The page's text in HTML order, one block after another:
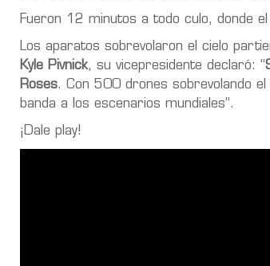
Fueron 12 minutos a todo culo, donde
Los aparatos sobrevolaron el cielo
Kyle Pivnick, su vicepresidente declaró: “
Roses. Con 500 drones sobrevolando el
banda a los escenarios mundiales”.
¡Dale play!